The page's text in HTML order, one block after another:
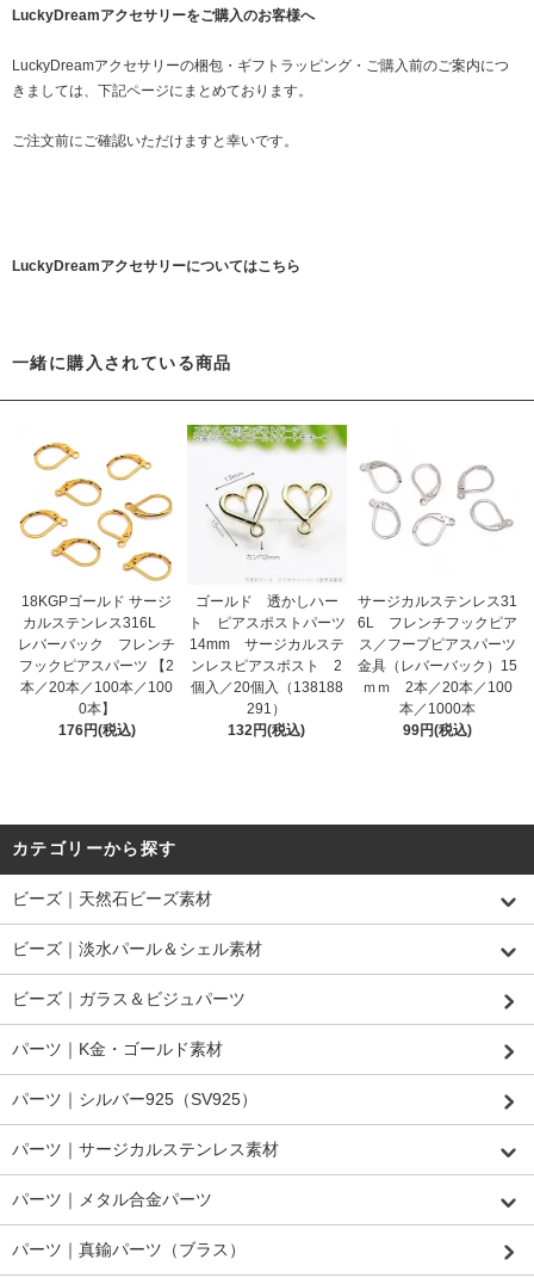
LuckyDreamアクセサリーをご購入のお客様へ
LuckyDreamアクセサリーの梱包・ギフトラッピング・ご購入前のご案内につ
きましては、下記ページにまとめております。
ご注文前にご確認いただけますと幸いです。
LuckyDreamアクセサリーについてはこちら
一緒に購入されている商品
18KGPゴールド サージ
カルステンレス316L
レバーバック フレンチ
フックピアスパーツ 【2
本／20本／100本／100
0本】
176円(税込)
ゴールド 透かしハー
ト ピアスポストパーツ
14mm サージカルステ
ンレスピアスポスト 2
個入／20個入（138188
291）
132円(税込)
サージカルステンレス31
6L フレンチフックピア
ス／フープピアスパーツ
金具（レバーバック）15
ｍｍ 2本／20本／100
本／1000本
99円(税込)
カテゴリーから探す
ビーズ｜天然石ビーズ素材
ビーズ｜淡水パール＆シェル素材
ビーズ｜ガラス＆ビジュパーツ
パーツ｜K金・ゴールド素材
パーツ｜シルバー925（SV925）
パーツ｜サージカルステンレス素材
パーツ｜メタル合金パーツ
パーツ｜真鍮パーツ（ブラス）